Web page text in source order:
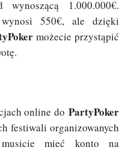
wynoszącą 1.000.000€.
550€, ale dzięki
możecie przystąpić
online do PartyPoker
festiwali organizowanych
mieć konto na